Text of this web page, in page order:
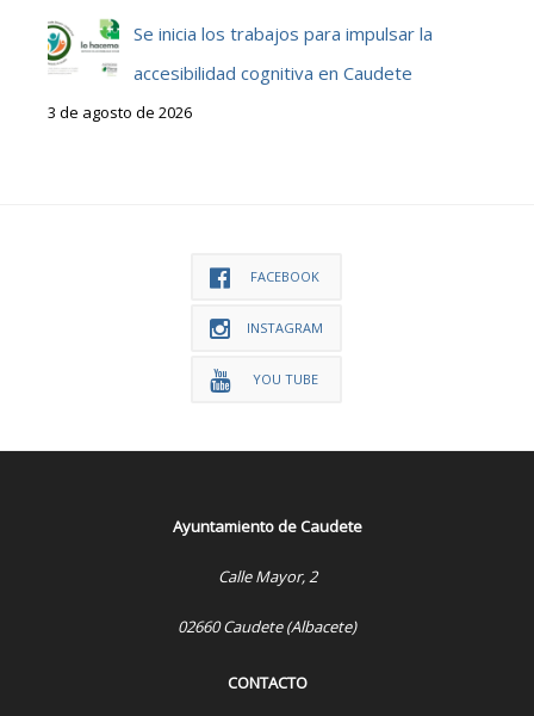
Se inicia los trabajos para impulsar la
accesibilidad cognitiva en Caudete
3 de agosto de 2026
FACEBOOK
INSTAGRAM
YOU TUBE
Ayuntamiento de Caudete
Calle Mayor, 2
02660 Caudete (Albacete)
CONTACTO